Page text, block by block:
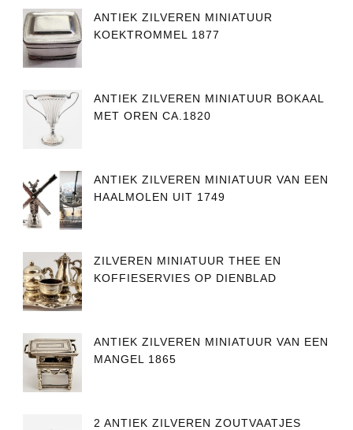
ANTIEK ZILVEREN MINIATUUR
KOEKTROMMEL 1877
ANTIEK ZILVEREN MINIATUUR BOKAAL
MET OREN CA.1820
ANTIEK ZILVEREN MINIATUUR VAN EEN
HAALMOLEN UIT 1749
ZILVEREN MINIATUUR THEE EN
KOFFIESERVIES OP DIENBLAD
ANTIEK ZILVEREN MINIATUUR VAN EEN
MANGEL 1865
2 ANTIEK ZILVEREN ZOUTVAATJES